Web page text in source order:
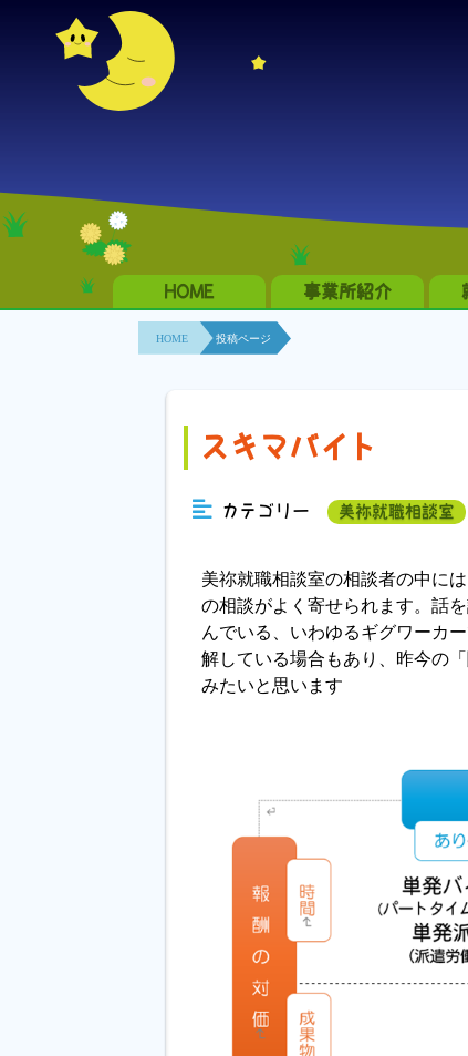
HOME 事業所紹介
HOME 投稿ページ
スキマバイト
カテゴリー 美祢就職相談室
美祢就職相談室の相談者の中に
の相談がよく寄せられます。話
んでいる、いわゆるギグワーカ
解している場合もあり、昨今の
みたいと思います